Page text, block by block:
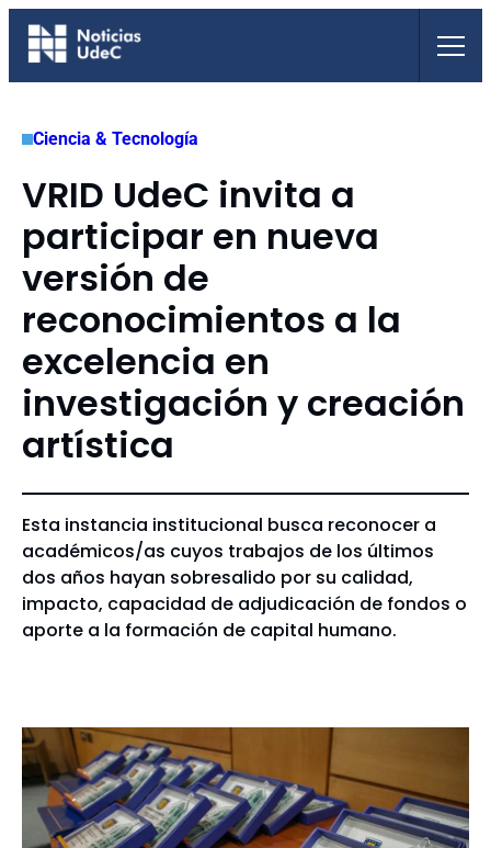
Saltar
Ciencia & Tecnología
VRID UdeC invita a
participar en nueva
versión de
reconocimientos a la
excelencia en
investigación y creación
artística
Esta instancia institucional busca reconocer a
académicos/as cuyos trabajos de los últimos
dos años hayan sobresalido por su calidad,
impacto, capacidad de adjudicación de fondos o
aporte a la formación de capital humano.